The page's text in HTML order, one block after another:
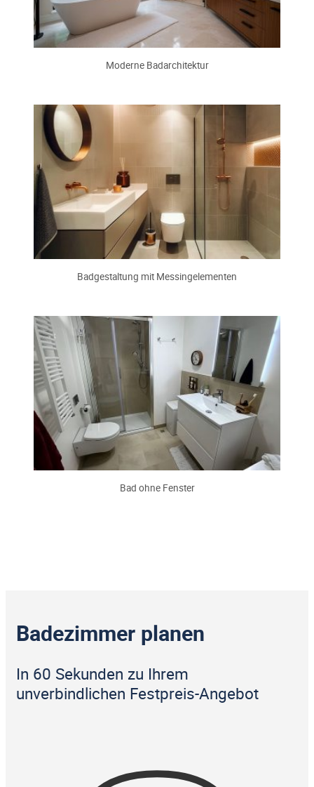
Moderne Badarchitektur
Badgestaltung mit Messingelementen
Bad ohne Fenster
Badezimmer planen
In 60 Sekunden zu Ihrem
unverbindlichen Festpreis-Angebot